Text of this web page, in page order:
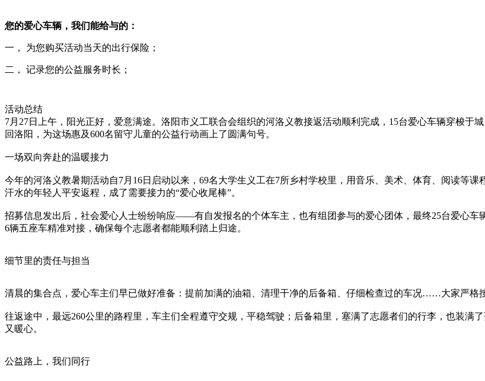
您的爱心车辆，我们能给与的：
一， 为您购买活动当天的出行保险；
二， 记录您的公益服务时长；
活动总结
7月27日上午，阳光正好，爱意满途。洛阳市义工联合会组织的河洛义教接返活动顺利完成，15台爱心车辆穿梭于
回洛阳，为这场惠及600名留守儿童的公益行动画上了圆满句号。
一场双向奔赴的温暖接力
今年的河洛义教暑期活动自7月16日启动以来，69名大学生义工在7所乡村学校里，用音乐、美术、体育、阅读等
汗水的年轻人平安返程，成了需要接力的“爱心收尾棒”。
招募信息发出后，社会爱心人士纷纷响应——有自发报名的个体车主，也有组团参与的爱心团体，最终25台爱心车
6辆五座车精准对接，确保每个志愿者都能顺利踏上归途。
细节里的责任与担当
清晨的集合点，爱心车主们早已做好准备：提前加满的油箱、清理干净的后备箱、仔细检查过的车况……大家严格
往返途中，最远260公里的路程里，车主们全程遵守交规，平稳驾驶；后备箱里，塞满了志愿者们的行李，也装满
又暖心。
公益路上，我们同行